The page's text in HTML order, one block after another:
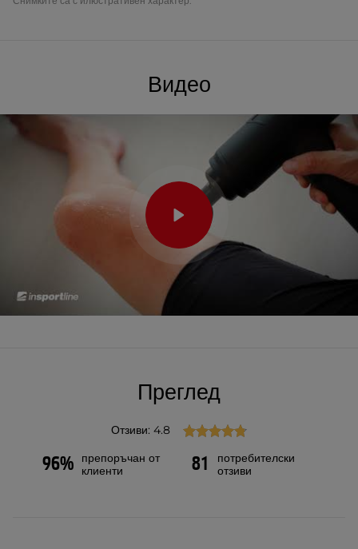
Видео
Преглед
Отзиви: 4.8
96%
препоръчан от
клиенти
81
потребителски
отзиви